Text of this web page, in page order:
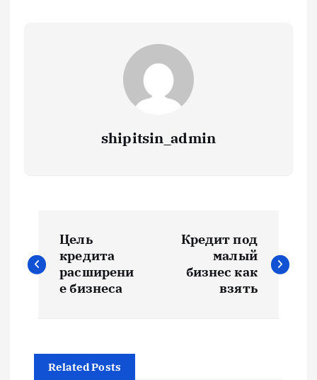
shipitsin_admin
а
г
Цель
кредита
расширени
е бизнеса
Кредит под
малый
бизнес как
взять
Related Posts